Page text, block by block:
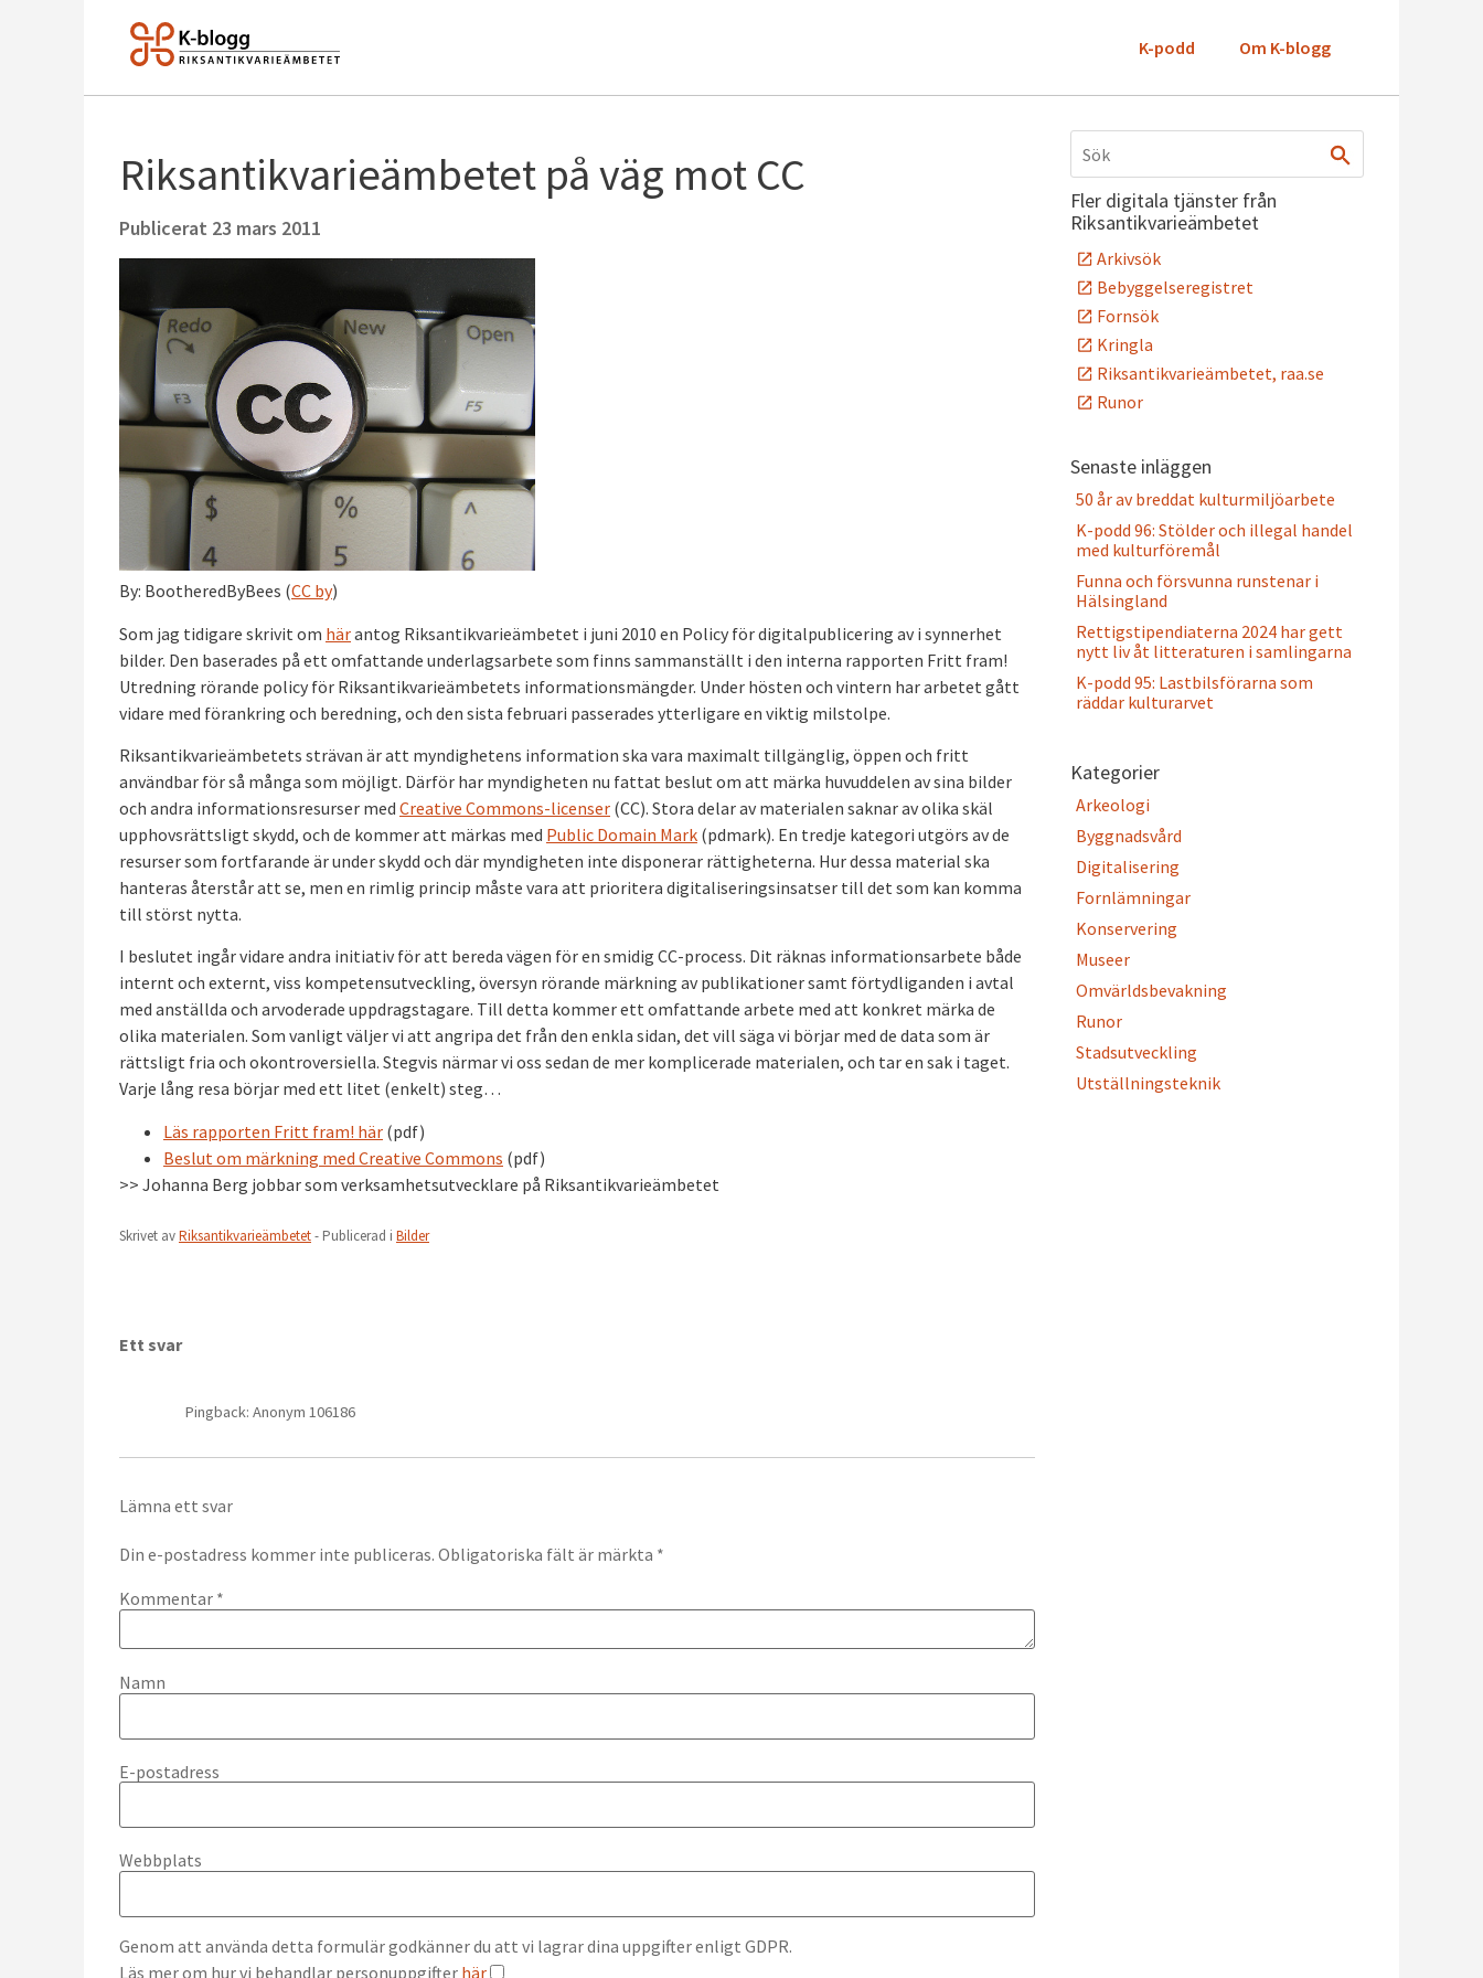
K-podd Om K-blogg
Riksantikvarieämbetet på väg mot CC
Publicerat 23 mars 2011
By: BootheredByBees (CC by)
Som jag tidigare skrivit om härantog Riksantikvarieämbetet i juni 2010 en Policy för digitalpublicering av i synnerhet
bilder. Den baserades på ett omfattande underlagsarbete som finns sammanställt i den interna rapporten Fritt fram!
Utredning rörande policy för Riksantikvarieämbetets informationsmängder. Under hösten och vintern har arbetet gått
vidare med förankring och beredning, och den sista februari passerades ytterligare en viktig milstolpe.
Riksantikvarieämbetets strävan är att myndighetens information ska vara maximalt tillgänglig, öppen och fritt
användbar för så många som möjligt. Därför har myndigheten nu fattat beslut om att märka huvuddelen av sina bilder
och andra informationsresurser med Creative Commons-licenser (CC). Stora delar av materialen saknar av olika skäl
upphovsrättsligt skydd, och de kommer att märkas med Public Domain Mark (pdmark). En tredje kategori utgörs av de
resurser som fortfarande är under skydd och där myndigheten inte disponerar rättigheterna. Hur dessa material ska
hanteras återstår att se, men en rimlig princip måste vara att prioritera digitaliseringsinsatser till det som kan komma
till störst nytta.
I beslutet ingår vidare andra initiativ för att bereda vägen för en smidig CC-process. Dit räknas informationsarbete både
internt och externt, viss kompetensutveckling, översyn rörande märkning av publikationer samt förtydliganden i avtal
med anställda och arvoderade uppdragstagare. Till detta kommer ett omfattande arbete med att konkret märka de
olika materialen. Som vanligt väljer vi att angripa det från den enkla sidan, det vill säga vi börjar med de data som är
rättsligt fria och okontroversiella. Stegvis närmar vi oss sedan de mer komplicerade materialen, och tar en sak i taget.
Varje lång resa börjar med ett litet (enkelt) steg…
Läs rapporten Fritt fram! här (pdf)
Beslut om märkning med Creative Commons (pdf)
>> Johanna Berg jobbar som verksamhetsutvecklare på Riksantikvarieämbetet
Skrivet avRiksantikvarieämbetet- Publicerad i Bilder
Ett svar
Pingback: Anonym 106186
Lämna ett svar
Din e-postadress kommer inte publiceras. Obligatoriska fält är märkta *
Kommentar *
Namn
E-postadress
Webbplats
Genom att använda detta formulär godkänner du att vi lagrar dina uppgifter enligt GDPR.
Läs mer om hur vi behandlar personuppgifter här
Fler digitala tjänster från
Riksantikvarieämbetet
Arkivsök
Bebyggelseregistret
Fornsök
Kringla
Riksantikvarieämbetet, raa.se
Runor
Senaste inläggen
50 år av breddat kulturmiljöarbete
K-podd 96: Stölder och illegal handel
med kulturföremål
Funna och försvunna runstenar i
Hälsingland
Rettigstipendiaterna 2024 har gett
nytt liv åt litteraturen i samlingarna
K-podd 95: Lastbilsförarna som
räddar kulturarvet
Kategorier
Arkeologi
Byggnadsvård
Digitalisering
Fornlämningar
Konservering
Museer
Omvärldsbevakning
Runor
Stadsutveckling
Utställningsteknik